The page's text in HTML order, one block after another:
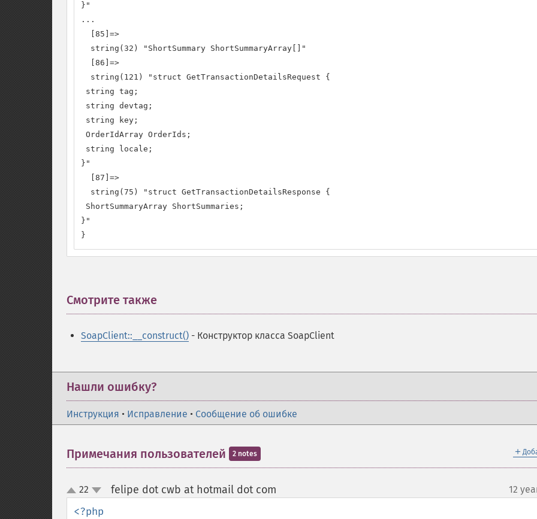
}"
...
  [85]=>
  string(32) "ShortSummary ShortSummaryArray[]"
  [86]=>
  string(121) "struct GetTransactionDetailsRequest {
string tag;
string devtag;
string key;
OrderIdArray OrderIds;
string locale;
}"
  [87]=>
  string(75) "struct GetTransactionDetailsResponse {
ShortSummaryArray ShortSummaries;
}"
}
Смотрите также
SoapClient::__construct() - Конструктор класса SoapClient
Нашли ошибку?
Инструкция • Исправление • Сообщение об ошибке
＋
Примечания пользователей 2 notes
up
down
22 felipe dot cwb at hotmail dot com 12